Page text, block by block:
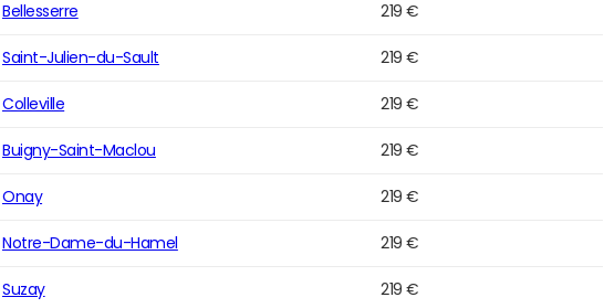
Bellesserre 219 €
Saint-Julien-du-Sault 219 €
Colleville 219 €
Buigny-Saint-Maclou 219 €
Onay 219 €
Notre-Dame-du-Hamel 219 €
Suzay 219 €